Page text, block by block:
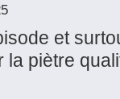
et
piètre